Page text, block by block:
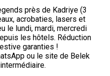
près de Kadriye (3
acrobaties, lasers et
le lundi, mardi, mercredi
les hôtels. Réduction
garanties !
ou le site de Belek